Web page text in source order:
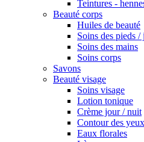
Teintures -
Beauté corps
Huiles de beauté
Soins des pieds /
Soins des mains
Soins corps
Savons
Beauté visage
Soins visage
Lotion tonique
Crème jour / nuit
Contour des yeux
Eaux florales